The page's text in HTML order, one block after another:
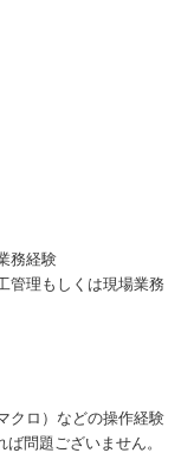
務経験
管理もしくは現場業務
クロ）などの操作経験
問題ございません。